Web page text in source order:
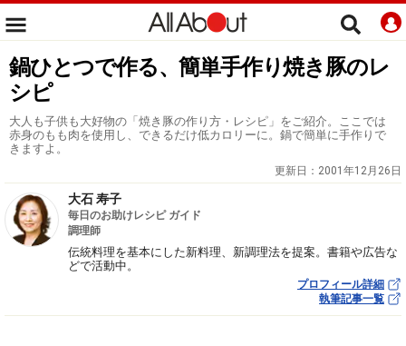
鍋ひとつで作る、簡単手作り焼き豚のレ
シピ
大人も子供も大好物の「焼き豚の作り方・レシピ」をご紹介。ここでは
赤身のもも肉を使用し、できるだけ低カロリーに。鍋で簡単に手作りで
きますよ。
更新日： 2001年12月26日
大石 寿子
毎日のお助けレシピ ガイド
調理師
伝統料理を基本にした新料理、新調理法を提案。書籍や広告な
どで活動中。
プロフィール詳細
執筆記事一覧